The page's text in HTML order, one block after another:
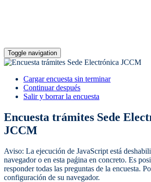
Toggle navigation
Cargar encuesta sin terminar
Continuar después
Salir y borrar la encuesta
Encuesta trámites Sede
JCCM
Aviso: La ejecución de JavaScript está
navegador o en esta paǵina en concreto. Es
responder todas las preguntas de la encuesta.
configuración de su navegador.